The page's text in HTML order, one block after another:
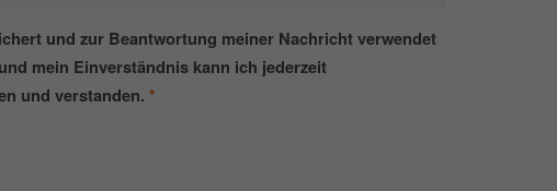
und zur Beantwortung meiner Nachricht verwendet
mein Einverständnis kann ich jederzeit
und verstanden. *